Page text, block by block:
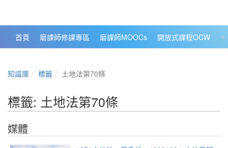
首頁 磨課師修課專區 磨課師MOOCs 開放式課程OCW
知識庫 標籤 土地法第70條
標籤: 土地法第70條
媒體